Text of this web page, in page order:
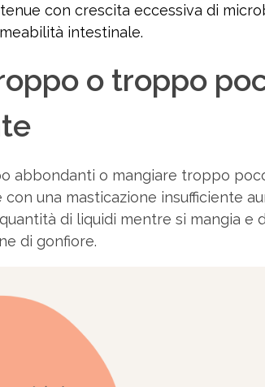
con crescita eccessiva di
intestinale.
o troppo
abbondanti o mangiare troppo
una masticazione insufficiente
quantità di liquidi mentre si mangia
di gonfiore.